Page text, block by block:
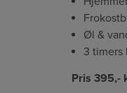
Øl &
3 timers
Pris 395,-